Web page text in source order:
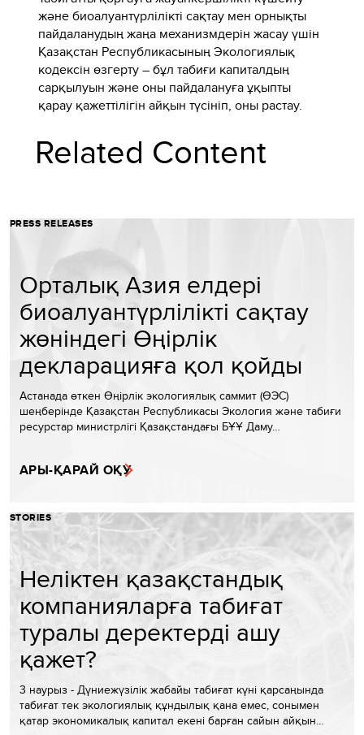
және биоалуантүрлілікті сақтау мен орнықты
пайдаланудың жаңа механизмдерін жасау үшін
Қазақстан Республикасының Экологиялық
кодексін өзгерту – бұл табиғи капиталдың
сарқылуын және оны пайдалануға ұқыпты
қарау қажеттілігін айқын түсініп, оны растау.
Related Content
PRESS RELEASES
Орталық Азия елдері
биоалуантүрлілікті сақтау
жөніндегі Өңірлік
декларацияға қол қойды
Астанада өткен Өңірлік экологиялық саммит (ӨЭС)
шеңберінде Қазақстан Республикасы Экология және табиғи
ресурстар министрлігі Қазақстандағы БҰҰ Даму…
АРЫ-ҚАРАЙ ОҚУ
STORIES
Неліктен қазақстандық
компанияларға табиғат
туралы деректерді ашу
қажет?
3 наурыз - Дүниежүзілік жабайы табиғат күні қарсаңында
табиғат тек экологиялық құндылық қана емес, сонымен
қатар экономикалық капитал екені барған сайын айқын…